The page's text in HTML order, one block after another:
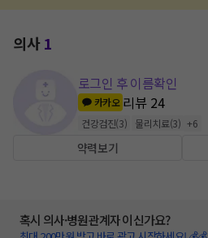
의사1
로그인 후 이름확인
카카오 리뷰 24
건강검진(3) 물리치료(3) +6
약력보기
혹시 의사·병원관계자 이신가요?